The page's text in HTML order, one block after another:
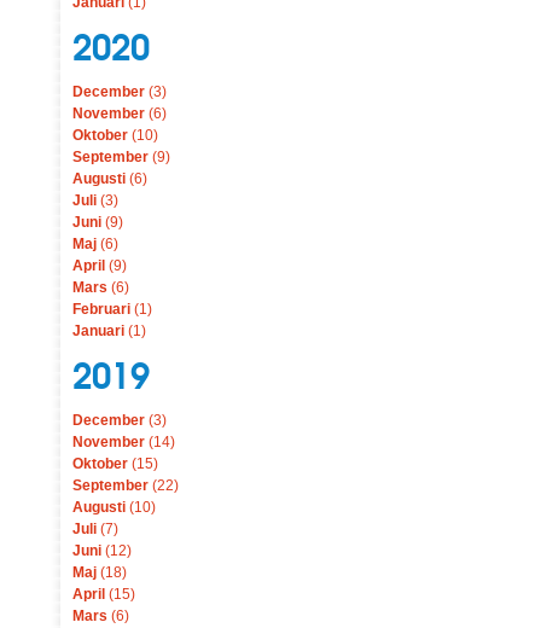
2020
December (3)
November (6)
Oktober (10)
September (9)
Augusti (6)
Juli (3)
Juni (9)
Maj (6)
April (9)
Mars (6)
Februari (1)
Januari (1)
2019
December (3)
November (14)
Oktober (15)
September (22)
Augusti (10)
Juli (7)
Juni (12)
Maj (18)
April (15)
Mars (6)